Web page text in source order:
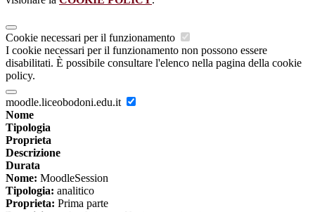
Cookie necessari per il funzionamento
I cookie necessari per il funzionamento non possono essere
disabilitati. È possibile consultare l'elenco nella pagina della cookie
policy.
moodle.liceobodoni.edu.it
Nome
Tipologia
Proprieta
Descrizione
Durata
Nome: MoodleSession
Tipologia: analitico
Proprieta: Prima parte